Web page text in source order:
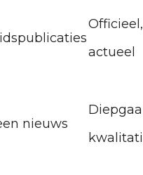
Officieel,
actueel
nieuws